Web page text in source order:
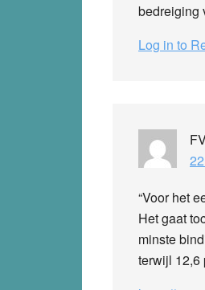
bedreiging
Log in to
“Voor het
Het gaat
minste
terwijl 12,6